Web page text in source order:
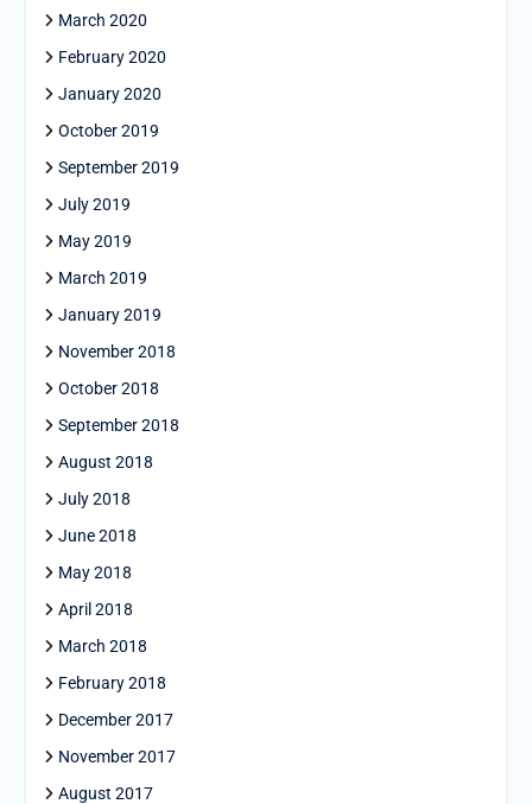
March 2020
February 2020
January 2020
October 2019
September 2019
July 2019
May 2019
March 2019
January 2019
November 2018
October 2018
September 2018
August 2018
July 2018
June 2018
May 2018
April 2018
March 2018
February 2018
December 2017
November 2017
August 2017